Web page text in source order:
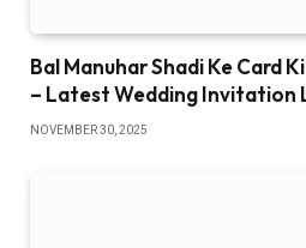
Bal Manuhar Shadi Ke Card
– Latest Wedding Invitation
NOVEMBER 30, 2025